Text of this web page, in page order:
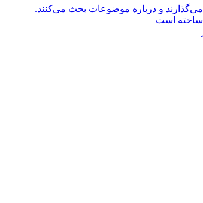
می‌گذارند و درباره موضوعات بحث می‌کنند.
ساخته است